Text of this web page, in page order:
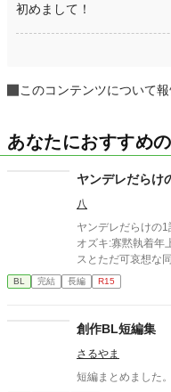
初めまして！
このコンテンツについて
あなたにおすすめ
ヤンデレだらけ
八
ヤンデレだらけの1話(＋
オズキ:寡黙執着年
スとただ可哀想な
ンダー:希死念慮不
地味ぼっち ムーンライトノベル様に別名義で投稿しています。 か
ければ嬉しいです！ 【異世界短編】単発ネタ殴り書き随時掲載。
◻︎お付きくんは反
傲慢ボス
BL 完結 長編 R15
創作BL短編集
さるやま